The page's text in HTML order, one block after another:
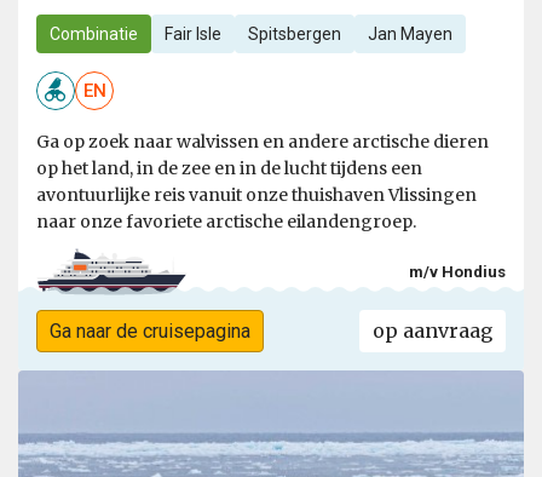
Combinatie Fair Isle Spitsbergen Jan Mayen
EN
Ga op zoek naar walvissen en andere arctische dieren
op het land, in de zee en in de lucht tijdens een
avontuurlijke reis vanuit onze thuishaven Vlissingen
naar onze favoriete arctische eilandengroep.
m/v Hondius
Ga naar de cruisepagina op aanvraag